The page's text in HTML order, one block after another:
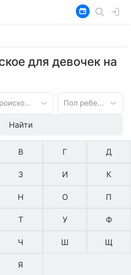
для девочек на
Происхождение имени Пол ребенка
Найти
В Г Д
З И К
Н О П
Т У Ф
Ч Ш Щ
Я